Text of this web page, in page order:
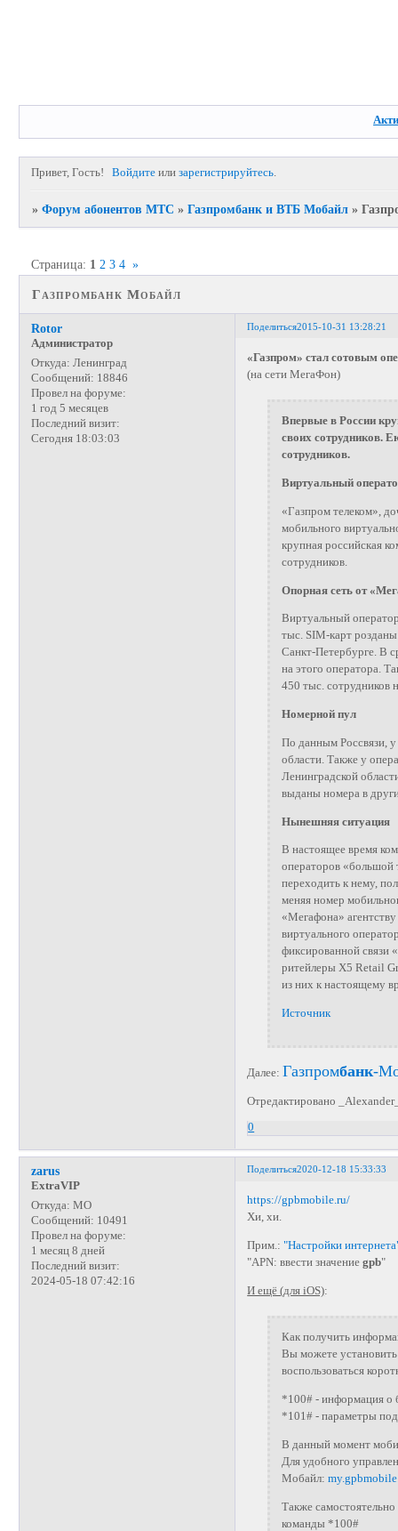
Привет, Гость! Войдите илизарегистрируйтесь.
»Форум абонентов МТС »Газпромбанк и ВТБ Мобайл »
Газпромбанк Мобайл
Страница: 1 2 3 4 »
Поделиться2015-10-31 13:28:21
Rotor
Администратор
Откуда: Ленинград
Сообщений: 18846
Провел на форуме:
1 год 5 месяцев
Последний визит:
Сегодня 18:03:03
«Газпром» стал сотовым
(на сети МегаФон)
Впервые в России
своих сотрудников.
сотрудников.
Виртуальный
«Газпром телеком»,
мобильного
крупная российская
сотрудников.
Опорная сеть от
Виртуальный
тыс. SIM-карт
Санкт-Петербурге. В
на этого оператора.
450 тыс. сотрудников
Номерной пул
По данным Россвязи,
области. Также у
Ленинградской
выданы номера в
Нынешняя ситуация
В настоящее время
операторов «большой
переходить к нему,
меняя номер
«Мегафона»
виртуального
фиксированной связи
ритейлеры X5 Retail
из них к настоящему
Источник
Далее:Газпромбанк-
Отредактировано
0
Поделиться2020-12-18 15:33:33
zarus
ExtraVIP
Откуда: МО
Сообщений: 10491
Провел на форуме:
1 месяц 8 дней
Последний визит:
2024-05-18 07:42:16
https://gpbmobile.ru/
Хи, хи.
Прим.:"Настройки
"APN: ввести значениеgpb"
И ещё (для iOS):
Как получить
Вы можете
воспользоваться
*100# - информация о
*101# - параметры
В данный момент
Для удобного
Мобайл:
Также
команды *100#